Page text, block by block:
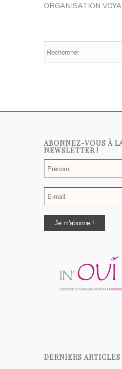
ORGANISATION
ABONNEZ-VOUS À
NEWSLETTER !
DERNIERS ARTICLES